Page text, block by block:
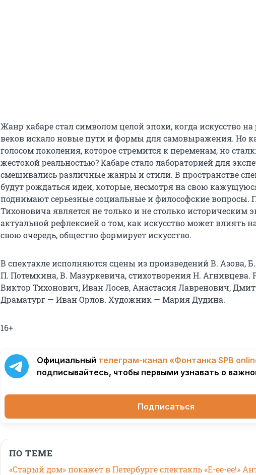
Жанр кабаре стал символом целой эпохи, когда искусство
веков искало новые пути и формы для самовыражения. Но
голосом поколения, которое стремится к переменам, но
жестокой реальностью? Кабаре стало лабораторией для
смешивались различные жанры и стили. В пространстве
будут рождаться идеи, которые, несмотря на свою
поднимают серьезные социальные и философские вопросы.
Тихоновича является не только и не столько историческим
актуальной рефлексией о том, как искусство может влиять
свою очередь, общество формирует искусство.
В спектакле исполняются сцены из произведений В. Азова, Б.
П. Потемкина, В. Мазуркевича, стихотворения Н. Агнивцева.
Виктор Тихонович, Иван Лосев, Анастасия Лавренович,
Драматург — Иван Орлов. Художник — Мария Дудина.
16+
Официальный телеграм-канал «Фонтанка SPB
подписывайтесь, чтобы первыми узнавать о
Подписаться
ПО ТЕМЕ
«Старый дом» покажет в Петербурге спектакль «Е-ее-ее!»